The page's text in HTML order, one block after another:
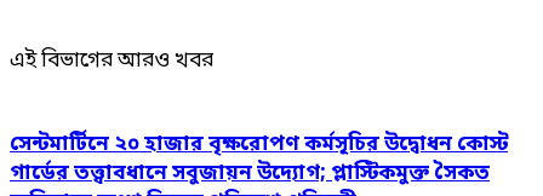
এই বিভাগের আরও খবর
সেন্টমার্টিনে ২০ হাজার বৃক্ষরোপণ কর্মসূচির উদ্বোধন কোস্ট
গার্ডের তত্ত্বাবধানে সবুজায়ন উদ্যোগ; প্লাস্টিকমুক্ত সৈকত